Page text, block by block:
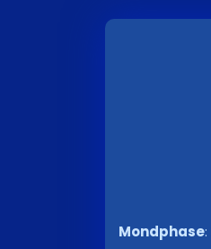
Mondphase: